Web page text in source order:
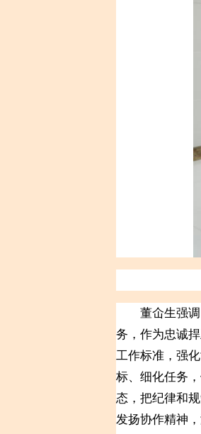
董仚生强调，
务，作为忠诚
工作标准，强
标、细化任务
态，把纪律和
发扬协作精神